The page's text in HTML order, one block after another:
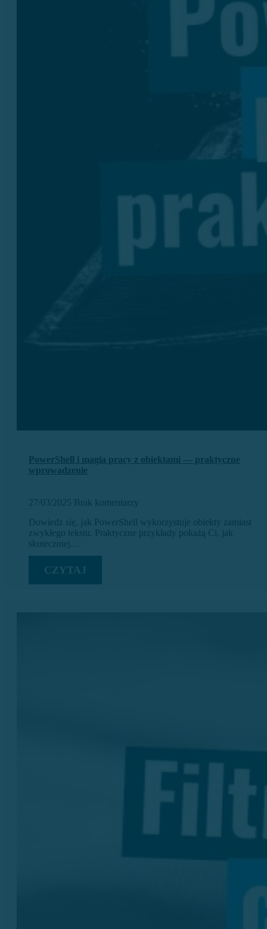
PowerShell i magia pracy z obiektami — praktyczne
wprowadzenie
27/03/2025 Brak komentarzy
Dowiedz się, jak PowerShell wykorzystuje obiekty zamiast
zwykłego tekstu. Praktyczne przykłady pokażą Ci, jak
skuteczniej…
CZYTAJ